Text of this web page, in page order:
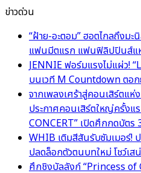
ข่าวด่วน
“ฝ้าย-อะตอม” ฮอตไกลถึงมะ
แฟนมีตแรก แฟนฟิลิปปินส์แ
JENNIE ฟอร์มแรงไม่แผ่ว!
บนเวที M Countdown ตอก
จากเพลงเศร้าสู่คอนเสิร์ตแ
ประกาศคอนเสิร์ตใหญ่ครั้งแ
CONCERT” เปิดศึกกดบัตร
WHIB เติมสีสันรับซัมเมอร์!
ปลดล็อกตัวตนบทใหม่ โชว์เส
ศึกชิงบัลลังก์ “Princess of